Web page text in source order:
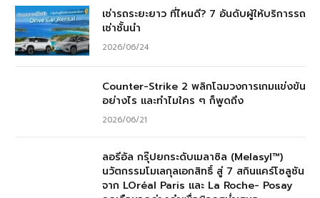
เช่ารถระยะยาว ที่ไหนดี? 7 อันดับผู้ให้บริการรถ
เช่าชั้นนำ
2026/06/24
Counter-Strike 2 พลิกโฉมวงการเกมแข่งขัน
อย่างไร และทำไมใคร ๆ ก็พูดถึง
2026/06/21
ลอรีอัล กรุ๊ปยกระดับเมลาซิล (Melasyl™)
นวัตกรรมโมเลกุลเอกสิทธิ์ สู่ 7 สกินแคร์โซลูชัน
จาก LOréal Paris และ La Roche- Posay